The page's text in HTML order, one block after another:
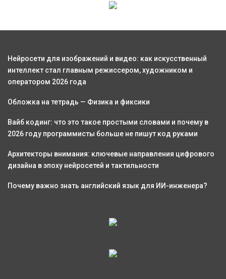
Нейросети для изображений и видео: как искусственный
интеллект стал главным режиссером, художником и
оператором 2026 года
Обложка на тетрадь — Физика и фиксики
Вайб кодинг: что это такое простыми словами и почему в
2026 году программисты больше не пишут код руками
Архитекторы внимания: ключевые направления цифрового
дизайна в эпоху нейросетей и тактильности
Почему важно знать английский язык для ИИ-инженера?